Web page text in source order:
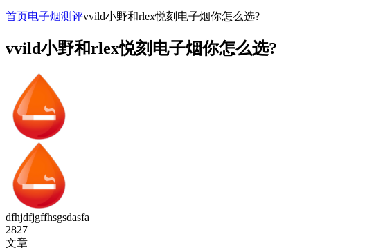
首页电子烟测评vvild小野和rlex悦刻电子烟你怎么选?
vvild小野和rlex悦刻电子烟你怎么选?
dfhjdfjgffhsgsdasfa
2827
文章